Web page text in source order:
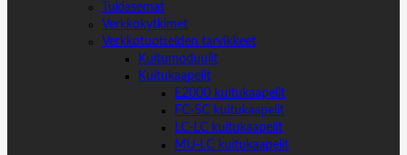
Tukiasemat
Verkkokytkimet
Verkkotuotteiden tarvikkeet
Kuitumoduulit
Kuitukaapelit
E2000 kuitukaapelit
FC-SC kuitukaapelit
LC-LC kuitukaapelit
MU-LC kuitukaapelit